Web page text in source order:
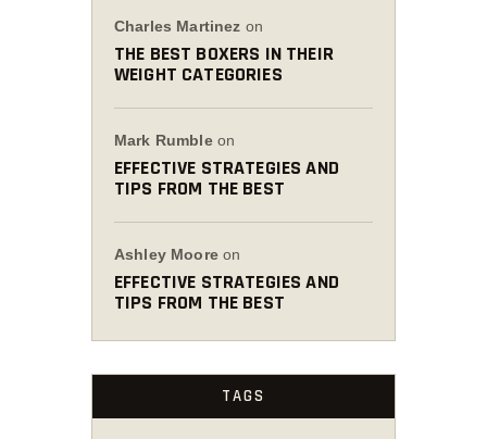
Charles Martinez on
THE BEST BOXERS IN THEIR
WEIGHT CATEGORIES
Mark Rumbleon
EFFECTIVE STRATEGIES AND
TIPS FROM THE BEST
Ashley Mooreon
EFFECTIVE STRATEGIES AND
TIPS FROM THE BEST
TAGS